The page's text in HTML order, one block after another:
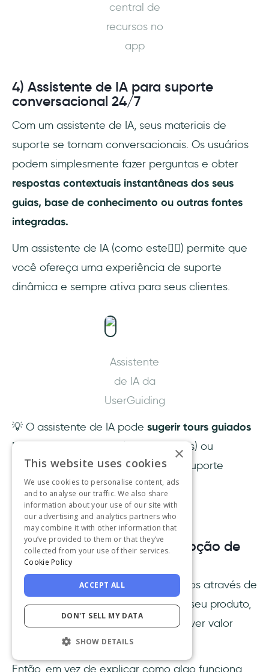
central de
recursos no
app
4) Assistente de IA para suporte
conversacional 24/7
Com um assistente de IA, seus materiais de
suporte se tornam conversacionais. Os usuários
podem simplesmente fazer perguntas e obter
respostas contextuais instantâneas dos seus
guias, base de conhecimento ou outras fontes
integradas.
Um assistente de IA (como este👇🏻) permite que
você ofereça uma experiência de suporte
dinâmica e sempre ativa para seus clientes.
Assistente
de IA da
UserGuiding
💡 O assistente de IA pode sugerir tours guiados
interativos relevantes
(se disponíveis) ou
entregar o tópico a um agente de suporte
humano se não puder ser resolvido
automaticamente.
5) Guias interativos para adoção de
recursos passo a passo
Guias interativos orientam os usuários através de
cada etapa diretamente dentro do seu produto,
ajudando-os a completar tarefas e ver valor
imediatamente.
Então, em vez de explicar como algo funciona,
×
This website uses cookies
We use cookies to personalise content, ads
and to analyse our traffic. We also share
information about your use of our site with
our advertising and analytics partners who
may combine it with other information that
you’ve provided to them or that they’ve
collected from your use of their services.
Cookie Policy
ACCEPT ALL
DON'T SELL MY DATA
SHOW DETAILS